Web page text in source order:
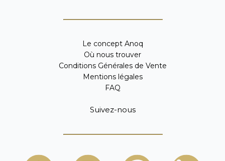
Le concept Anoq
Où nous trouver
Conditions Générales de Vente
Mentions légales
FAQ
Suivez-nous